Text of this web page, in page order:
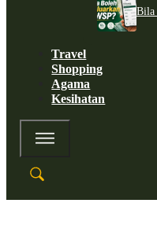
Bila
Travel
Shopping
Agama
Kesihatan